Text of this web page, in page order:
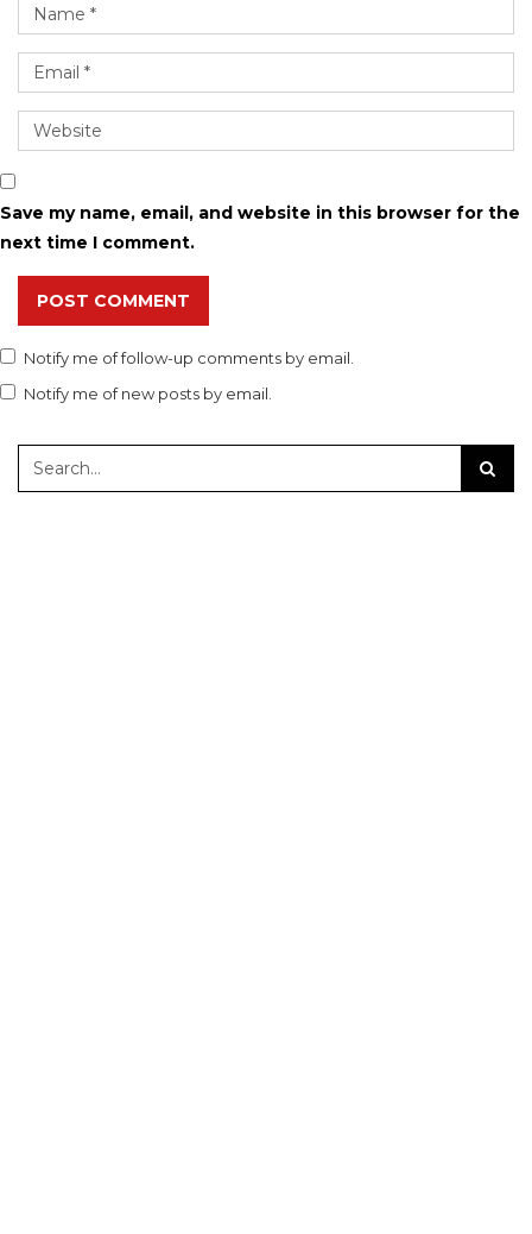
Save my name, email, and website in this browser for the
next time I comment.
POST COMMENT
Notify me of follow-up comments by email.
Notify me of new posts by email.